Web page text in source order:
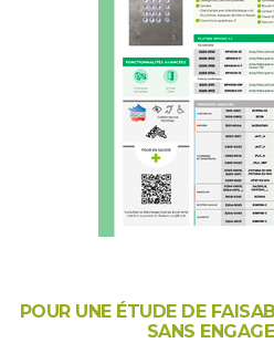
POUR UNE ÉTUDE DE
SANS